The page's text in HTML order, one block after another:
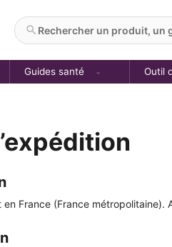
Rechercher un produit, un
Guides santé Outil
France (France